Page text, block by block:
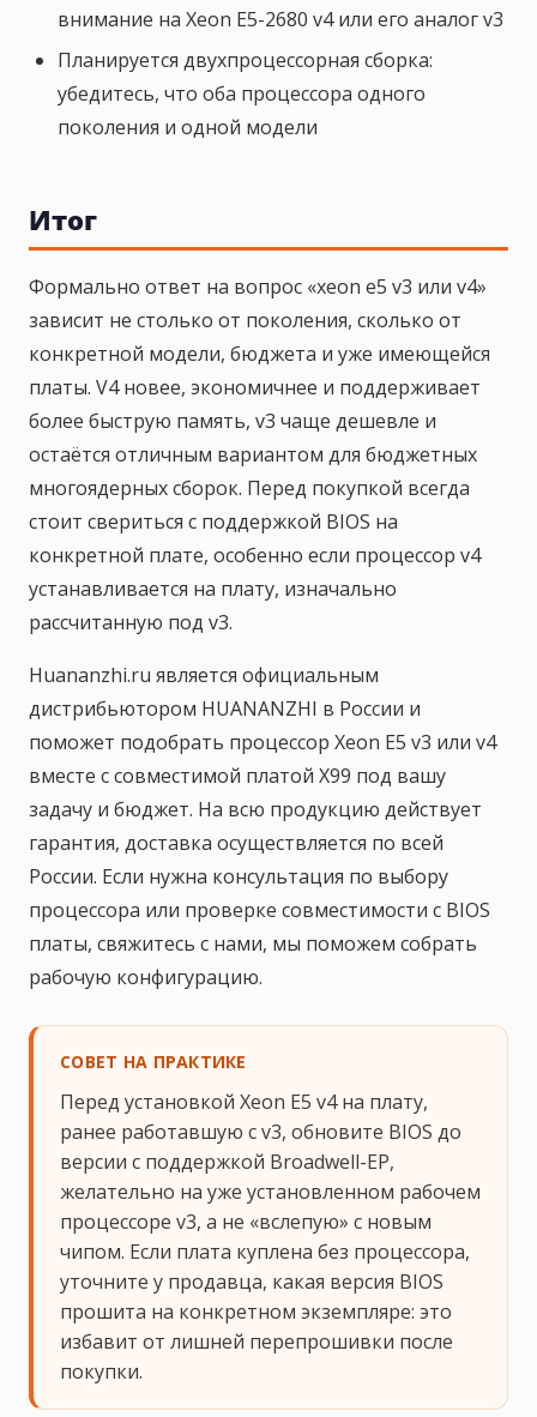
внимание на Xeon E5-2680 v4 или его аналог v3
Планируется двухпроцессорная сборка:
убедитесь, что оба процессора одного
поколения и одной модели
Итог
Формально ответ на вопрос «xeon e5 v3 или v4»
зависит не столько от поколения, сколько от
конкретной модели, бюджета и уже имеющейся
платы. V4 новее, экономичнее и поддерживает
более быструю память, v3 чаще дешевле и
остаётся отличным вариантом для бюджетных
многоядерных сборок. Перед покупкой всегда
стоит свериться с поддержкой BIOS на
конкретной плате, особенно если процессор v4
устанавливается на плату, изначально
рассчитанную под v3.
Huananzhi.ru является официальным
дистрибьютором HUANANZHI в России и
поможет подобрать процессор Xeon E5 v3 или v4
вместе с совместимой платой X99 под вашу
задачу и бюджет. На всю продукцию действует
гарантия, доставка осуществляется по всей
России. Если нужна консультация по выбору
процессора или проверке совместимости с BIOS
платы, свяжитесь с нами, мы поможем собрать
рабочую конфигурацию.
СОВЕТ НА ПРАКТИКЕ
Перед установкой Xeon E5 v4 на плату,
ранее работавшую с v3, обновите BIOS до
версии с поддержкой Broadwell-EP,
желательно на уже установленном рабочем
процессоре v3, а не «вслепую» с новым
чипом. Если плата куплена без процессора,
уточните у продавца, какая версия BIOS
прошита на конкретном экземпляре: это
избавит от лишней перепрошивки после
покупки.